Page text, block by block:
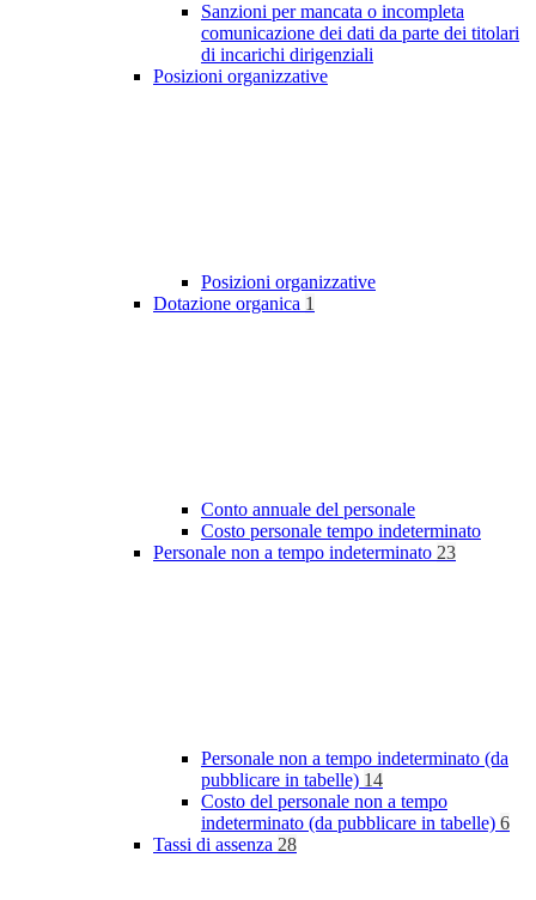
Sanzioni per mancata o incompleta
comunicazione dei dati da parte dei titolari
di incarichi dirigenziali
Posizioni organizzative
Posizioni organizzative
Dotazione organica 1
Conto annuale del personale
Costo personale tempo indeterminato
Personale non a tempo indeterminato 23
Personale non a tempo indeterminato (da
pubblicare in tabelle) 14
Costo del personale non a tempo
indeterminato (da pubblicare in tabelle) 6
Tassi di assenza 28